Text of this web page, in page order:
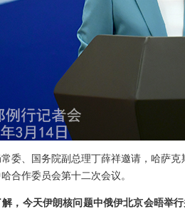
委、国务院副总理丁薛祥邀请，哈萨
合作委员会第十二次会议。
，今天伊朗核问题中俄伊北京会晤举